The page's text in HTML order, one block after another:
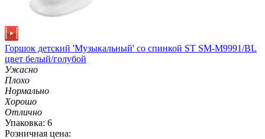
Горшок детский 'Музыкальный' со спинкой ST SM-M9991/BL
цвет белый/голубой
Ужасно
Плохо
Нормально
Хорошо
Отлично
Упаковка: 6
Розничная цена: